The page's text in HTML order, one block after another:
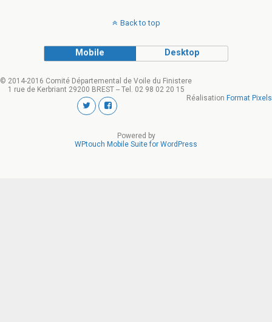
Back to top
Mobile Desktop
© 2014-2016 Comité Départemental de Voile du Finistere
1 rue de Kerbriant 29200 BREST -- Tel. 02 98 02 20 15
Réalisation Format Pixels
Powered by
WPtouch Mobile Suite for WordPress